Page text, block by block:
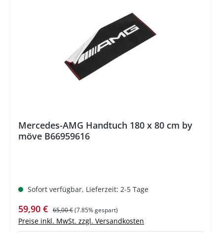
Mercedes-AMG Handtuch 180 x 80 cm by
möve B66959616
Sofort verfügbar, Lieferzeit: 2-5 Tage
Verkaufspreis:
59,90 € Regulärer Preis:
65,00 €(7.85% gespart)
Preise inkl. MwSt. zzgl. Versandkosten